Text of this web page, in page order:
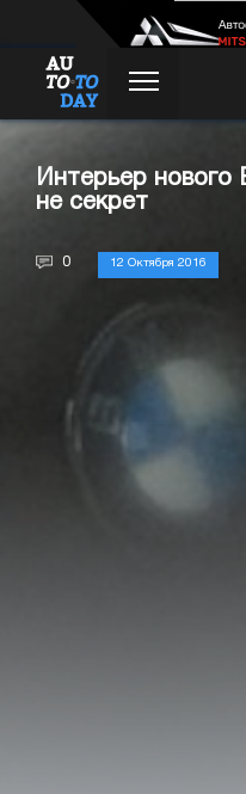
Интерьер нового
не секрет
0 12 Октября 2016